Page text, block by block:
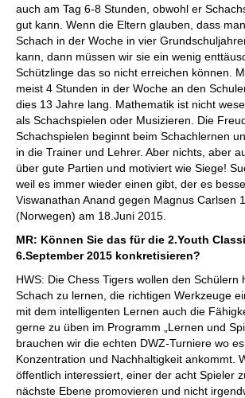
auch am Tag 6-8 Stunden, obwohl er
gut kann. Wenn die Eltern glauben, dass
Schach in der Woche in vier
kann, dann müssen wir sie ein wenig
Schützlinge das so nicht erreichen können.
meist 4 Stunden in der Woche an den
dies 13 Jahre lang. Mathematik ist nicht
als Schachspielen oder Musizieren. Die
Schachspielen beginnt beim Schachlernen
in die Trainer und Lehrer. Aber nichts, aber
über gute Partien und motiviert wie Siege!
weil es immer wieder einen gibt, der es
Viswanathan Anand gegen Magnus Carlsen
(Norwegen) am 18.Juni 2015.
MR: Können Sie das für die 2.Youth
6.September 2015 konkretisieren?
HWS: Die Chess Tigers wollen den Schülern
Schach zu lernen, die richtigen Werkzeuge
mit dem intelligenten Lernen auch die
gerne zu üben im Programm „Lernen und
brauchen wir die echten DWZ-Turniere wo
Konzentration und Nachhaltigkeit ankommt.
öffentlich interessiert, einer der acht Spieler
nächste Ebene promovieren und nicht